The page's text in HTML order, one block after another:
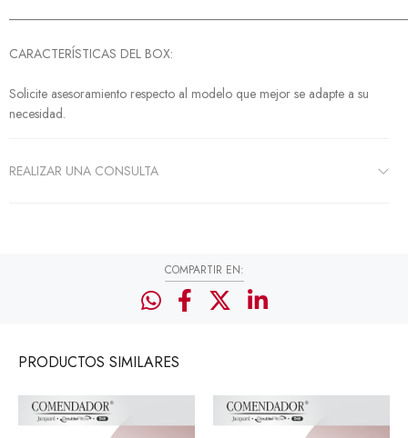
CARACTERÍSTICAS DEL BOX:
Solicite asesoramiento respecto al modelo que mejor se adapte a su
necesidad.
REALIZAR UNA CONSULTA
COMPARTIR EN:
PRODUCTOS SIMILARES